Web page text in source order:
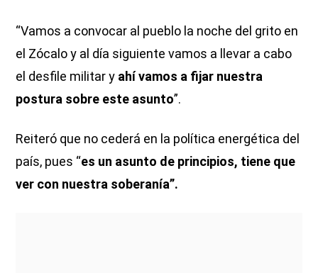
“Vamos a convocar al pueblo la noche del grito en
el Zócalo y al día siguiente vamos a llevar a cabo
el desfile militar y ahí vamos a fijar nuestra
postura sobre este asunto”.
Reiteró que no cederá en la política energética del
país, pues “es un asunto de principios, tiene que
ver con nuestra soberanía”.